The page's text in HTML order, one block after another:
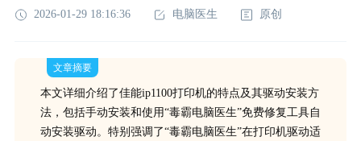
2026-01-29 18:16:36 电脑医生 原创
文章摘要
本文详细介绍了佳能ip1100打印机的特点及其驱动安装方
法，包括手动安装和使用“毒霸电脑医生”免费修复工具自
动安装驱动。特别强调了“毒霸电脑医生”在打印机驱动适